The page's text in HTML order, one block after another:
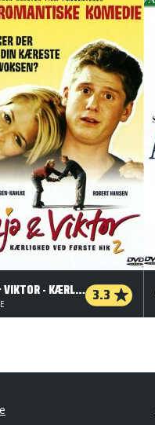
ANJA & VIKTOR - KÆRLIGHED VED FØRSTE HIK 2 3.3